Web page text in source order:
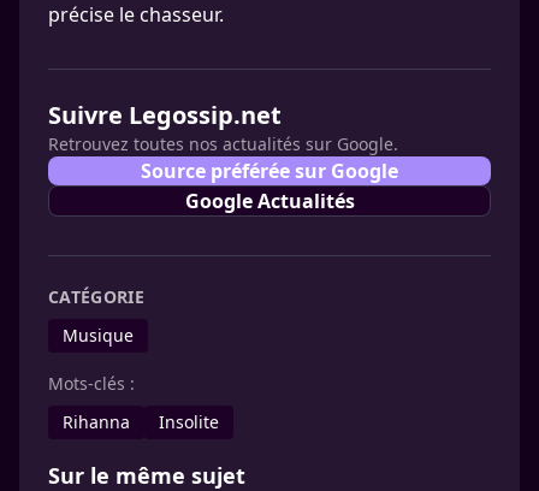
précise le chasseur.
Suivre Legossip.net
Retrouvez toutes nos actualités sur Google.
Source préférée sur Google
Google Actualités
CATÉGORIE
Musique
Mots-clés :
Rihanna
Insolite
Sur le même sujet